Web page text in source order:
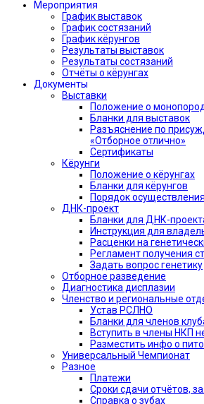
Мероприятия
График выставок
График состязаний
График кёрунгов
Результаты выставок
Результаты состязаний
Отчёты о кёрунгах
Документы
Выставки
Положение о
Бланки для выставок
Разъяснение по
«Отборное отлично»
Сертификаты
Кёрунги
Положение о кёрунгах
Бланки для кёрунгов
Порядок
ДНК-проект
Бланки для ДНК-
Инструкция для
Расценки на
Регламент получения
Задать вопрос генетику
Отборное разведение
Диагностика дисплазии
Членство и региональные
Устав РСЛНО
Бланки для членов
Вступить в члены НКП
Разместить инфо о
Универсальный Чемпионат
Разное
Платежи
Сроки сдачи отчётов,
Справка о зубах